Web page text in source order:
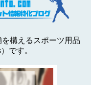
構えるスポーツ用品
です。